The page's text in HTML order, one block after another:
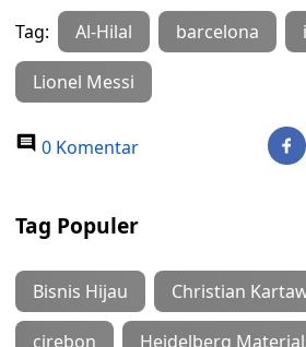
Tag: Al-Hilal barcelona
Lionel Messi
0 Komentar
Tag Populer
Bisnis Hijau Christian
cirebon Heidelberg